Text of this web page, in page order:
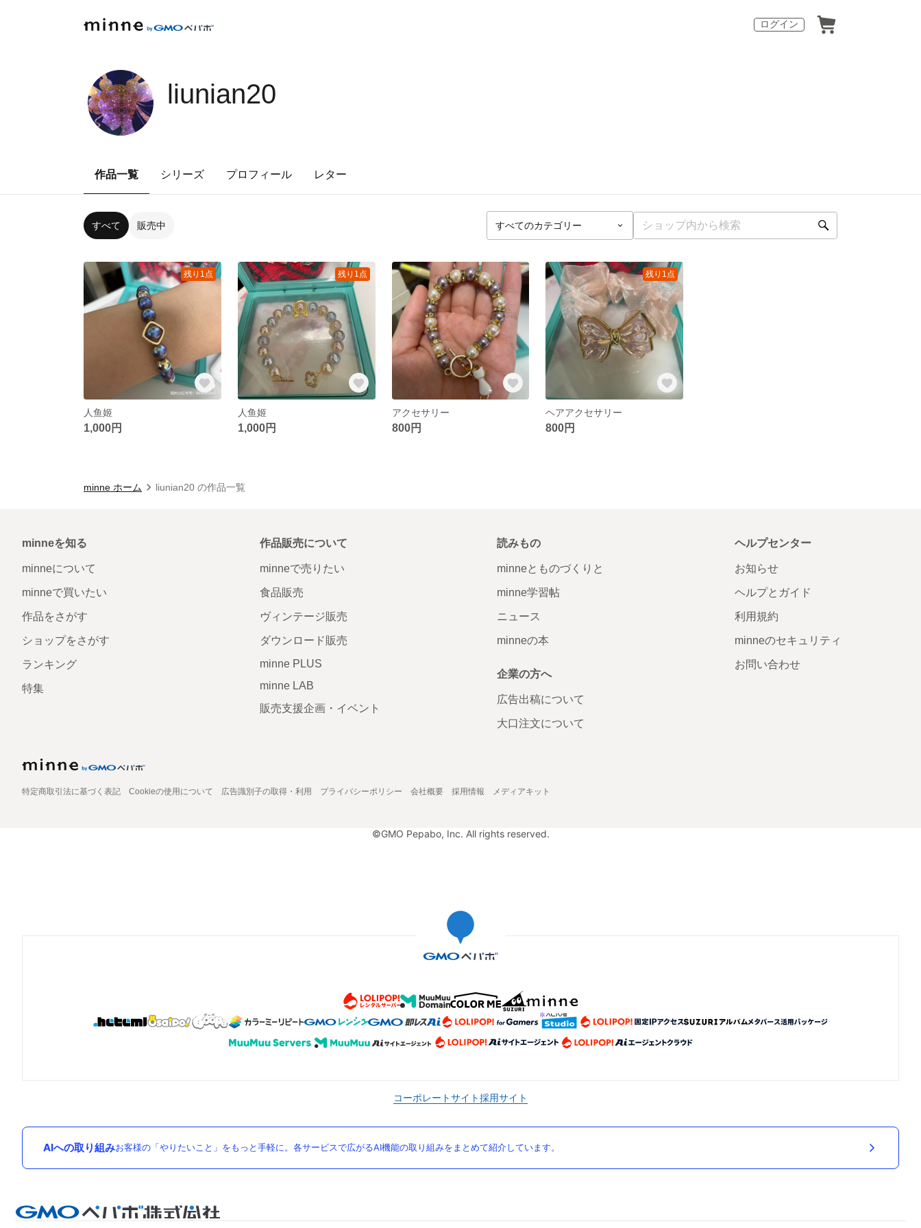
ログイン
liunian20
作品一覧 シリーズ プロフィール レター
すべて 販売中
残り1点
人鱼姬
1,000円
残り1点
人鱼姬
1,000円
アクセサリー
800円
残り1点
ヘアアクセサリー
800円
minne ホーム liunian20 の作品一覧
minneを知る
minneについて
minneで買いたい
作品をさがす
ショップをさがす
ランキング
特集
作品販売について
minneで売りたい
食品販売
ヴィンテージ販売
ダウンロード販売
minne PLUS
minne LAB
販売支援企画・イベント
読みもの
minneとものづくりと
minne学習帖
ニュース
minneの本
企業の方へ
広告出稿について
大口注文について
ヘルプセンター
お知らせ
ヘルプとガイド
利用規約
minneのセキュリティ
お問い合わせ
特定商取引法に基づく表記 Cookieの使用について 広告識別子の取得・利用 プライバシーポリシー 会社概要 採用情報 メディアキット
©GMO Pepabo, Inc. All rights reserved.
コーポレートサイト採用サイト
AIへの取り組みお客様の「やりたいこと」をもっと手軽に。各サービスで広がるAI機能の取り組みをまとめて紹介しています。